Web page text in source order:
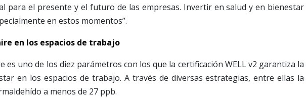
para el presente y el futuro de las empresas. Invertir en salud y en bienestar
en estos momentos”.
en los espacios de trabajo
es uno de los diez parámetros con los que la certificación WELL v2 garantiza la
en los espacios de trabajo. A través de diversas estrategias, entre ellas la
a menos de 27 ppb.